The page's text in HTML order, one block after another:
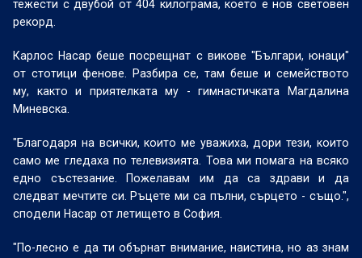
тежести с двубой от 404 килограма, което е нов световен
рекорд.
Карлос Насар беше посрещнат с викове "Българи, юнаци"
от стотици фенове. Разбира се, там беше и семейството
му, както и приятелката му - гимнастичката Магдалина
Миневска.
"Благодаря на всички, които ме уважиха, дори тези, които
само ме гледаха по телевизията. Това ми помага на всяко
едно състезание. Пожелавам им да са здрави и да
следват мечтите си. Ръцете ми са пълни, сърцето - също.",
сподели Насар от летището в София.
"По-лесно е да ти обърнат внимание, наистина, но аз знам